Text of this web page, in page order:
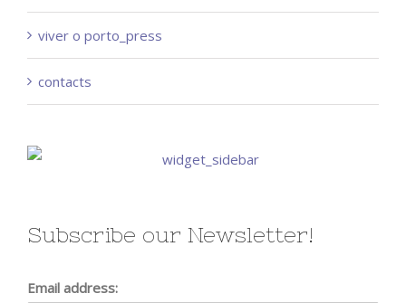
viver o porto_press
contacts
Subscribe our Newsletter!
Email address: